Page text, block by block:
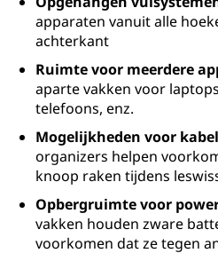
apparaten vanuit alle
achterkant
Ruimte voor meerdere
aparte vakken voor
telefoons, enz.
Mogelijkheden voor
organizers helpen
knoop raken tijdens
Opbergruimte voor
vakken houden zware
voorkomen dat ze tegen